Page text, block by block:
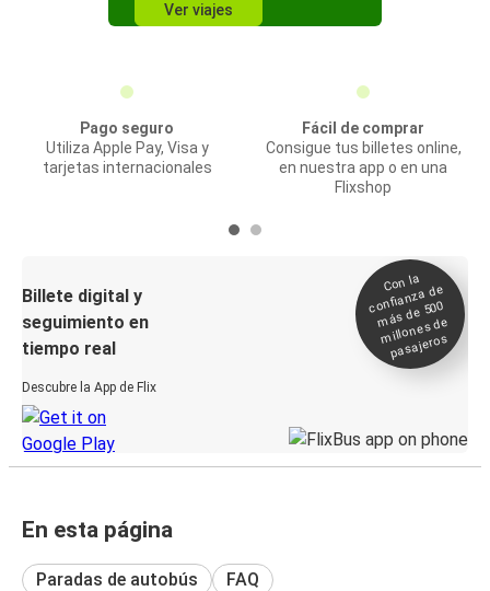
Ver viajes
Pago seguro
Utiliza Apple Pay, Visa y
tarjetas internacionales
Fácil de comprar
Consigue tus billetes online,
en nuestra app o en una
Flixshop
Billete digital y
seguimiento en
tiempo real
Descubre la App de Flix
Con la
confianza de
más de 500
millones de
pasajeros
En esta página
Paradas de autobús FAQ